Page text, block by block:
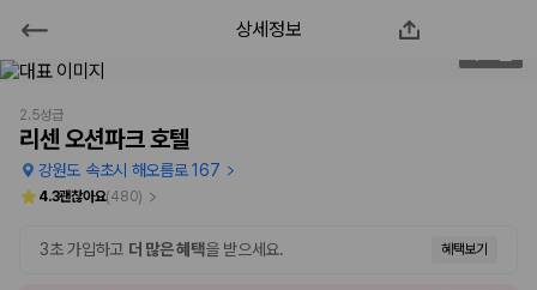
리센 오션파크 호텔
2000만 이용고객이 선택한 제주 렌트카 가격비교 플랫폼
상세정보
2.5성급
리센 오션파크 호텔
강원도 속초시 해오름로 167
4.3괜찮아요(480)
3초 가입하고 더 많은 혜택을 받으세요. 혜택보기